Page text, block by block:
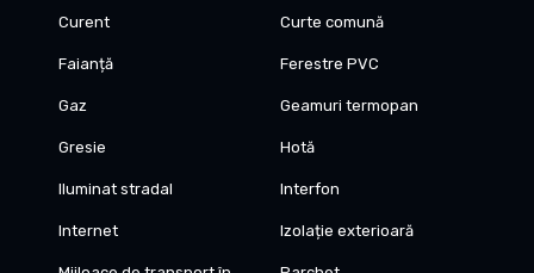
Curent Curte comună
Faianță Ferestre PVC
Gaz Geamuri termopan
Gresie Hotă
Iluminat stradal Interfon
Internet Izolație exterioară